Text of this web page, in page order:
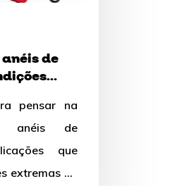
de
pensar na
anéis de
que
extremas de